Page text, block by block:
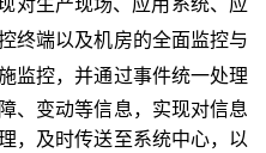
对生产现场、应用系统、应
终端以及机房的全面监控与
监控，并通过事件统一处理
、变动等信息，实现对信息
，及时传送至系统中心，以